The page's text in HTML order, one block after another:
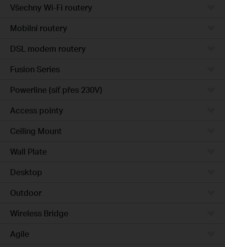
Všechny Wi-Fi routery
Mobilní routery
DSL modem routery
Fusion Series
Powerline (síť přes 230V)
Access pointy
Ceiling Mount
Wall Plate
Desktop
Outdoor
Wireless Bridge
Agile